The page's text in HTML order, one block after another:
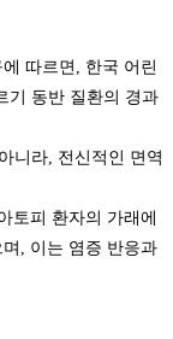
따르면, 한국 어린
기 동반 질환의 경과
니라, 전신적인 면역
토피 환자의 가래에
, 이는 염증 반응과